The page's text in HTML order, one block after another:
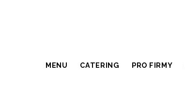
MENU CATERING PRO FIRMY